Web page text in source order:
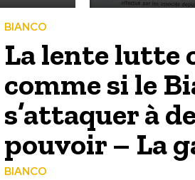
BIANCO
La lente lutte
comme si le
s’attaquer à
pouvoir – La
BIANCO